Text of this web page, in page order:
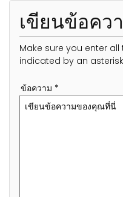
เขียนข้อค
Make sure you enter
indicated by an
ข้อความ *